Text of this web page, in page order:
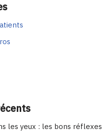
les yeux : les bons réflexes